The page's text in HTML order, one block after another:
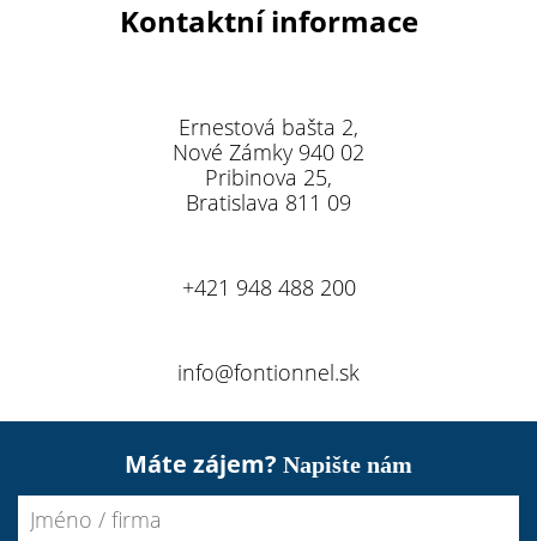
Kontaktní informace
Ernestová bašta 2,
Nové Zámky 940 02
Pribinova 25,
Bratislava 811 09
+421 948 488 200
info@fontionnel.sk
Máte zájem? Napište nám